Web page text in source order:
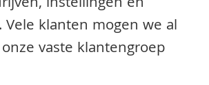
klanten mogen we al
vaste klantengroep